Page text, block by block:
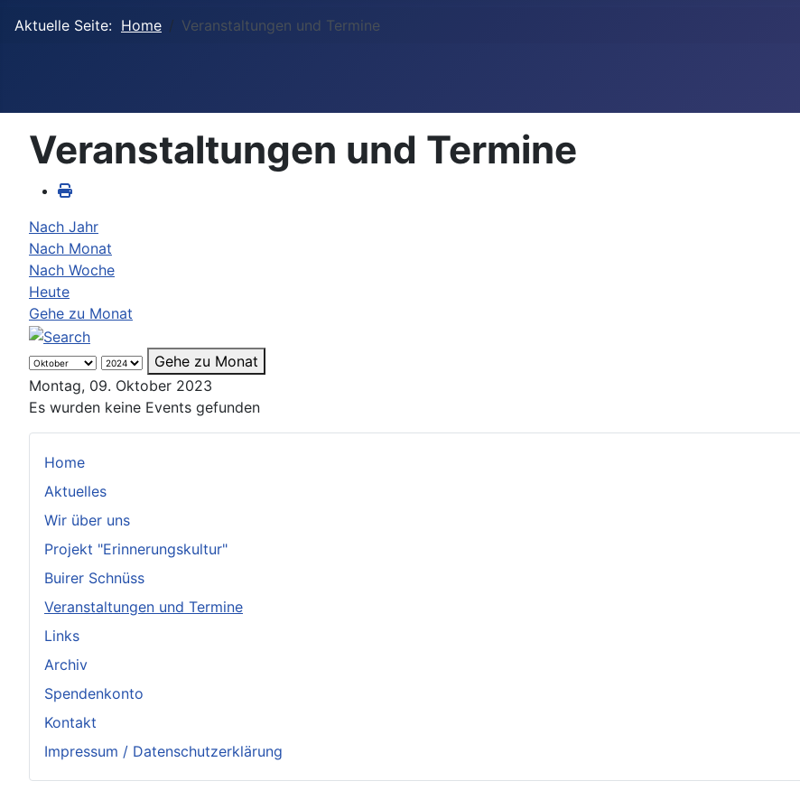
Aktuelle Seite: Home Veranstaltungen und Termine
Home
Aktuelles
Wir über uns
Projekt "Erinnerungskultur"
Buirer Schnüss
Veranstaltungen und Termine
Links
Archiv
Spendenkonto
Kontakt
Impressum / Datenschutzerklärung
Veranstaltungen und Termine
Nach Jahr
Nach Monat
Nach Woche
Heute
Gehe zu Monat
Gehe zu Monat
Montag, 09. Oktober 2023
Es wurden keine Events gefunden